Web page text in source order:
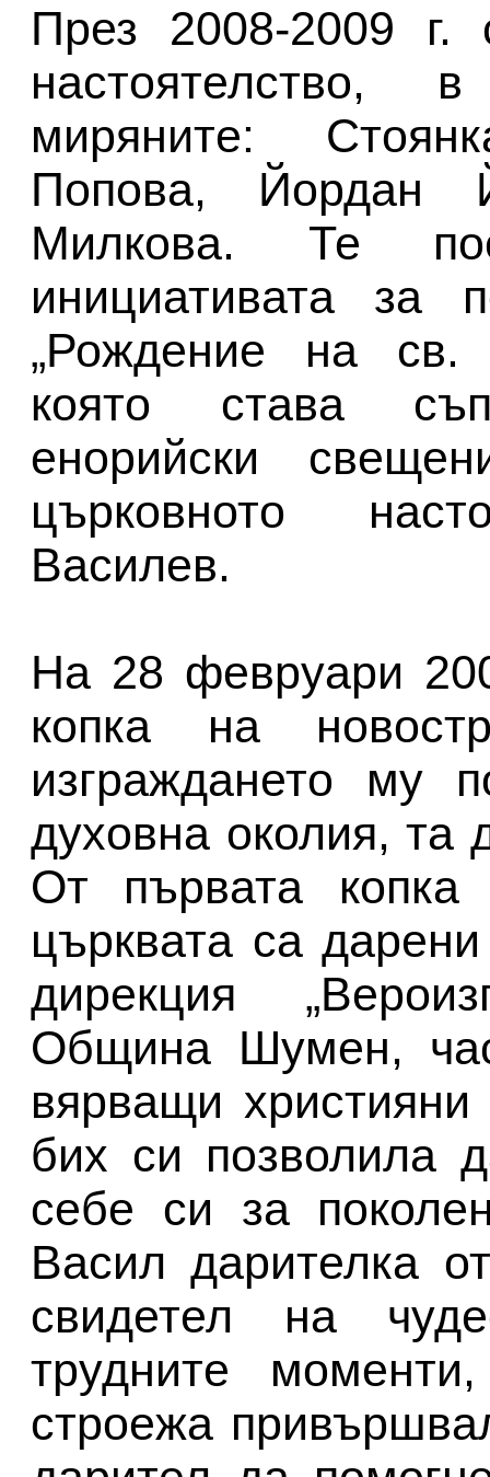
През 2008-2009 г.
миряните:
Попова, Йордан
Милкова. Те
инициативата за
„Рождение на св.
която става
енорийски
църковното
Василев.
На 28 февруари
копка на
изграждането му
духовна околия, та
От първата
църквата са
дирекция
Община Шумен,
вярващи
бих си позволила
себе си за
Васил дарителка
свидетел на
трудните
строежа